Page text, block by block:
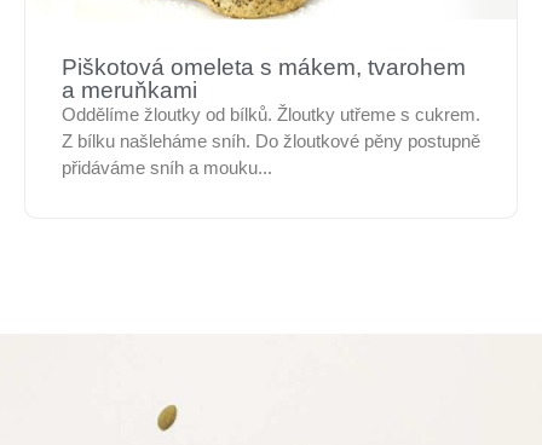
Piškotová omeleta s mákem, tvarohem
a meruňkami
Oddělíme žloutky od bílků. Žloutky utřeme s cukrem.
Z bílku našleháme sníh. Do žloutkové pěny postupně
přidáváme sníh a mouku...